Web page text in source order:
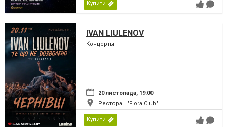
Купити
IVAN LIULENOV
Концерты
20 листопада, 19:00
Ресторан "Flora Club"
Купити